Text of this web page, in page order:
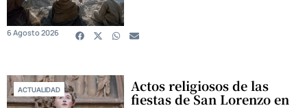
6 Agosto 2026
ACTUALIDAD Actos religiosos de las
fiestas de San Lorenzo en